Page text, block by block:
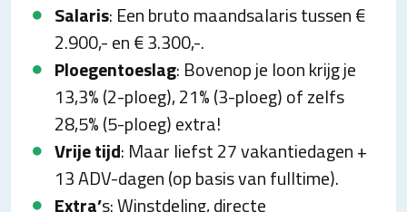
Salaris: Een bruto maandsalaris tussen €
2.900,- en € 3.300,-.
Ploegentoeslag: Bovenop je loon krijg je
13,3% (2-ploeg), 21% (3-ploeg) of zelfs
28,5% (5-ploeg) extra!
Vrije tijd: Maar liefst 27 vakantiedagen +
13 ADV-dagen (op basis van fulltime).
Extra’s: Winstdeling, directe